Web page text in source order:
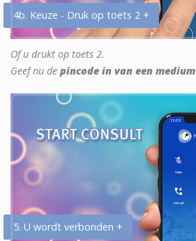
4b. Keuze - Druk op toets 2 +
Of u drukt op toets 2.
Geef nu de pincode in van een medium
5. U wordt verbonden +